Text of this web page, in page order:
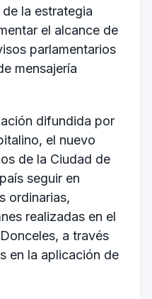
la estrategia
el alcance de
parlamentarios
mensajería
difundida por
el nuevo
de la Ciudad de
seguir en
ordinarias,
realizadas en el
a través
en la aplicación de